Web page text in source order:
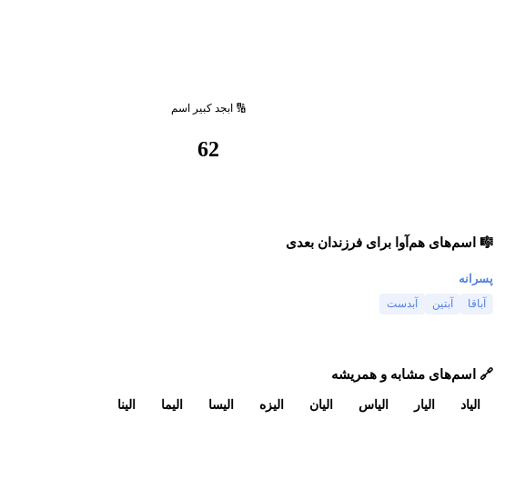
🔢 ابجد کبیر اسم
62
🎼 اسم‌های هم‌آوا برای فرزندان بعدی
پسرانه
آباقا آبتین آبدست
🔗 اسم‌های مشابه و همریشه
الیاد الیار الیاس الیان الیزه الیسا الیما الینا